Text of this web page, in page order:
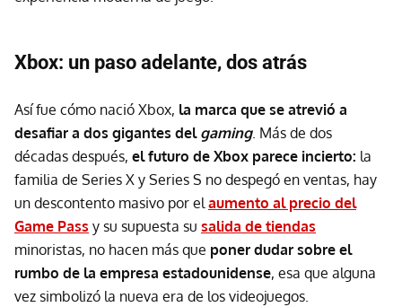
Xbox: un paso adelante, dos atrás
Así fue cómo nació Xbox, la marca que se atrevió a
desafiar a dos gigantes del gaming. Más de dos
décadas después, el futuro de Xbox parece incierto: la
familia de Series X y Series S no despegó en ventas, hay
un descontento masivo por elaumento al precio del
Game Pass y su supuesta su salida de tiendas
minoristas, no hacen más que poner dudar sobre el
rumbo de la empresa estadounidense, esa que alguna
vez simbolizó la nueva era de los videojuegos.